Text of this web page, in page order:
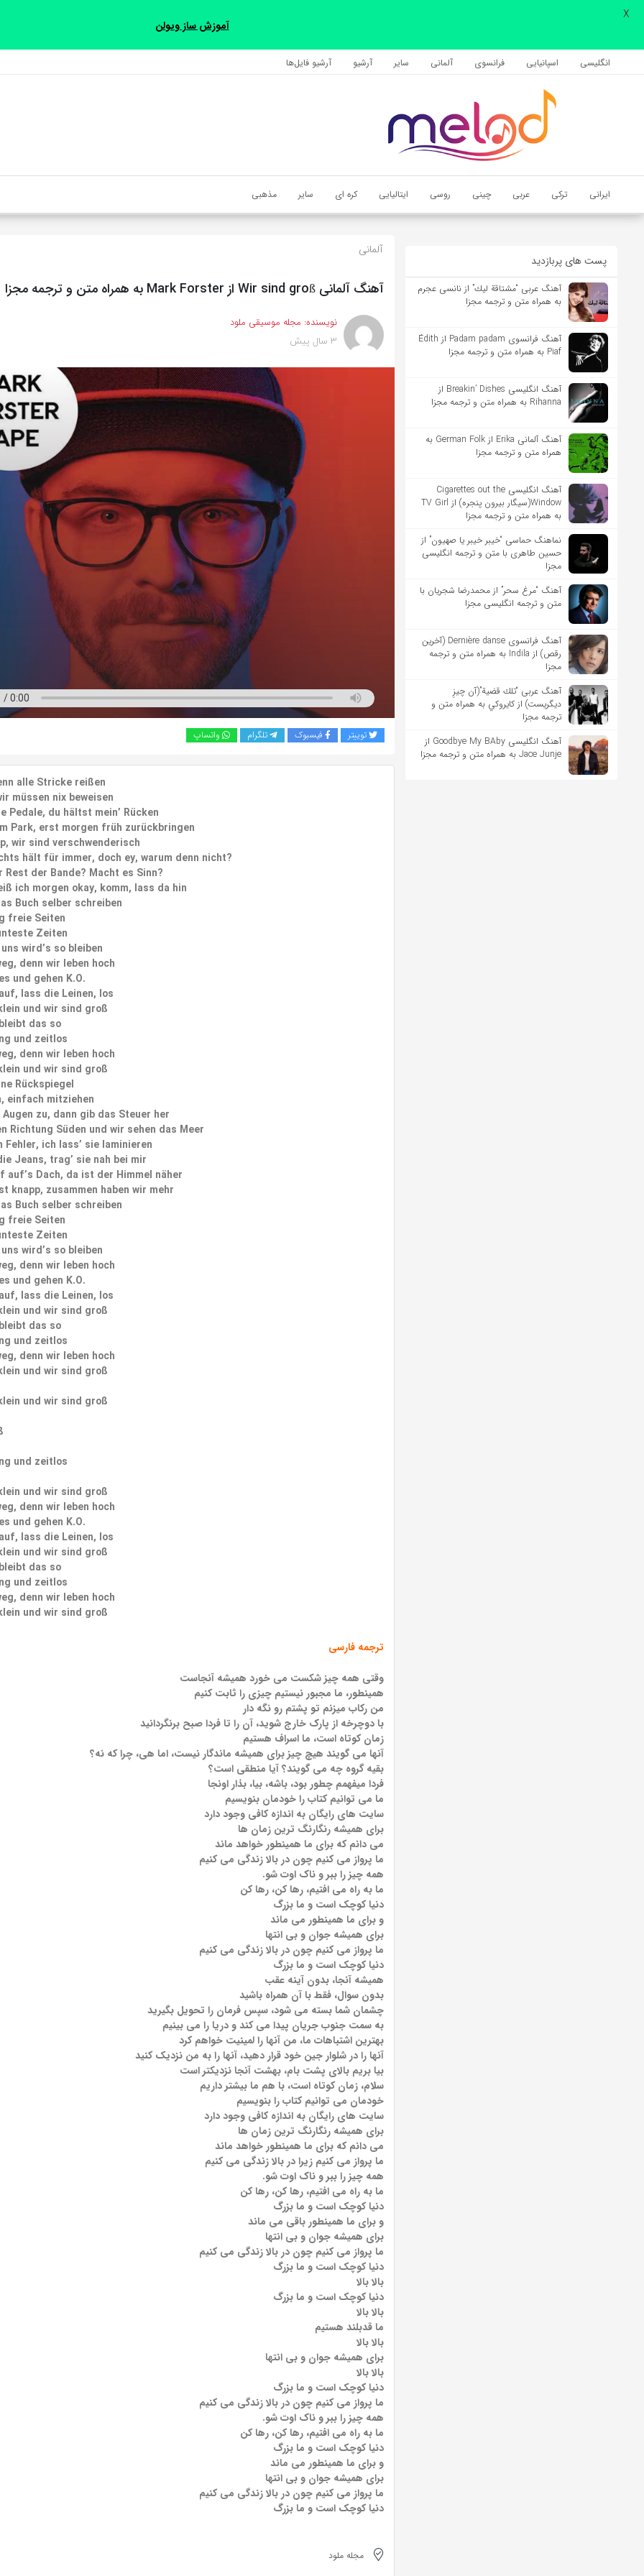
انگلیسی اسپانیایی فرانسوی آلمانی سایر آرشیو آرشیو فایل‌‎ها
ایرانی ترکی عربی چینی روسی ایتالیایی کره ای سایر مذهبی
اشتراک گذاری
با استفاده از روش‌های زیر می‌توانید این صفحه را با دوستان خود به
کپی لینک
پست های پربازدید
آهنگ عربی “مشتاقة لیك” از نانسی عجرم
به همراه متن و ترجمه مجزا
آهنگ فرانسوی Padam padam از Édith
Piaf به همراه متن و ترجمه مجزا
آهنگ انگلیسی Breakin’ Dishes از
Rihanna به همراه متن و ترجمه مجزا
آهنگ آلمانی Erika از German Folk به
همراه متن و ترجمه مجزا
آهنگ انگلیسی Cigarettes out the
Window(سیگار بیرون پنجره) از TV Girl
به همراه متن و ترجمه مجزا
نماهنگ حماسی “خیبر خیبر یا صهیون” از
حسین طاهری با متن و ترجمه انگلیسی
مجزا
آهنگ “مرغ سحر” از محمدرضا شجریان با
متن و ترجمه انگلیسی مجزا
آهنگ فرانسوی Dernière danse (آخرین
رقص) از Indila به همراه متن و ترجمه
مجزا
آهنگ عربی “تلك قضية”(آن چیزِ
دیگریست) از كايروكي به همراه متن و
ترجمه مجزا
آهنگ انگلیسی Goodbye My BAby از
Jace Junje به همراه متن و ترجمه مجزا
آلمانی
آهنگ آلمانی Wir sind groß از Mark Forster به همراه متن و ترجمه مجزا
نویسنده: مجله موسیقی ملود
3 سال پیش
توییتر فیسبوک تلگرام واتساپ
alle Stricke reißen
müssen nix beweisen
Pedale, du hältst mein’ Rücken
Park, erst morgen früh zurückbringen
wir sind verschwenderisch
hält für immer, doch ey, warum denn nicht?
Rest der Bande? Macht es Sinn?
ich morgen okay, komm, lass da hin
Buch selber schreiben
freie Seiten
Zeiten
wird’s so bleiben
denn wir leben hoch
und gehen K.O.
lass die Leinen, los
und wir sind groß
das so
und zeitlos
denn wir leben hoch
und wir sind groß
Rückspiegel
einfach mitziehen
zu, dann gib das Steuer her
Richtung Süden und wir sehen das Meer
Fehler, ich lass’ sie laminieren
Jeans, trag’ sie nah bei mir
auf’s Dach, da ist der Himmel näher
knapp, zusammen haben wir mehr
Buch selber schreiben
freie Seiten
Zeiten
wird’s so bleiben
denn wir leben hoch
und gehen K.O.
lass die Leinen, los
und wir sind groß
das so
und zeitlos
denn wir leben hoch
und wir sind groß
und wir sind groß
und zeitlos
und wir sind groß
denn wir leben hoch
und gehen K.O.
lass die Leinen, los
und wir sind groß
das so
und zeitlos
denn wir leben hoch
und wir sind groß
ترجمه فارسی
وقتی همه چیز شکست می خورد همیشه آنجاست
همینطور، ما مجبور نیستیم چیزی را ثابت کنیم
من رکاب میزنم تو پشتم رو نگه دار
با دوچرخه از پارک خارج شوید، آن را تا فردا صبح برنگردانید
زمان کوتاه است، ما اسراف هستیم
آنها می گویند هیچ چیز برای همیشه ماندگار نیست، اما هی، چرا که نه؟
بقیه گروه چه می گویند؟ آیا منطقی است؟
فردا میفهمم چطور بود، باشه، بیا، بذار اونجا
ما می توانیم کتاب را خودمان بنویسیم
سایت های رایگان به اندازه کافی وجود دارد
برای همیشه رنگارنگ ترین زمان ها
می دانم که برای ما همینطور خواهد ماند
ما پرواز می کنیم چون در بالا زندگی می کنیم
همه چیز را ببر و ناک اوت شو.
ما به راه می افتیم، رها کن، رها کن
دنیا کوچک است و ما بزرگ
و برای ما همینطور می ماند
برای همیشه جوان و بی انتها
ما پرواز می کنیم چون در بالا زندگی می کنیم
دنیا کوچک است و ما بزرگ
همیشه آنجا، بدون آینه عقب
بدون سوال، فقط با آن همراه باشید
چشمان شما بسته می شود، سپس فرمان را تحویل بگیرید
به سمت جنوب جریان پیدا می کند و دریا را می بینیم
بهترین اشتباهات ما، من آنها را لمینیت خواهم کرد
آنها را در شلوار جین خود قرار دهید، آنها را به من نزدیک کنید
بیا بریم بالای پشت بام، بهشت ​​آنجا نزدیکتر است
سلام، زمان کوتاه است، با هم ما بیشتر داریم
خودمان می توانیم کتاب را بنویسیم
سایت های رایگان به اندازه کافی وجود دارد
برای همیشه رنگارنگ ترین زمان ها
می دانم که برای ما همینطور خواهد ماند
ما پرواز می کنیم زیرا در بالا زندگی می کنیم
همه چیز را ببر و ناک اوت شو.
ما به راه می افتیم، رها کن، رها کن
دنیا کوچک است و ما بزرگ
و برای ما همینطور باقی می ماند
برای همیشه جوان و بی انتها
ما پرواز می کنیم چون در بالا زندگی می کنیم
دنیا کوچک است و ما بزرگ
بالا بالا
دنیا کوچک است و ما بزرگ
بالا بالا
ما قدبلند هستیم
بالا بالا
برای همیشه جوان و بی انتها
بالا بالا
دنیا کوچک است و ما بزرگ
ما پرواز می کنیم چون در بالا زندگی می کنیم
همه چیز را ببر و ناک اوت شو.
ما به راه می افتیم، رها کن، رها کن
دنیا کوچک است و ما بزرگ
و برای ما همینطور می ماند
برای همیشه جوان و بی انتها
ما پرواز می کنیم چون در بالا زندگی می کنیم
دنیا کوچک است و ما بزرگ
مجله ملود
آموزش ساز ویولن
X